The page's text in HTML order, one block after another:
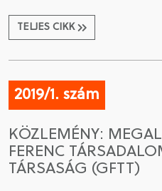
TELJES CIKK
2019/1. szám
KÖZLEMÉNY:
FERENC
TÁRSASÁG (GFTT)